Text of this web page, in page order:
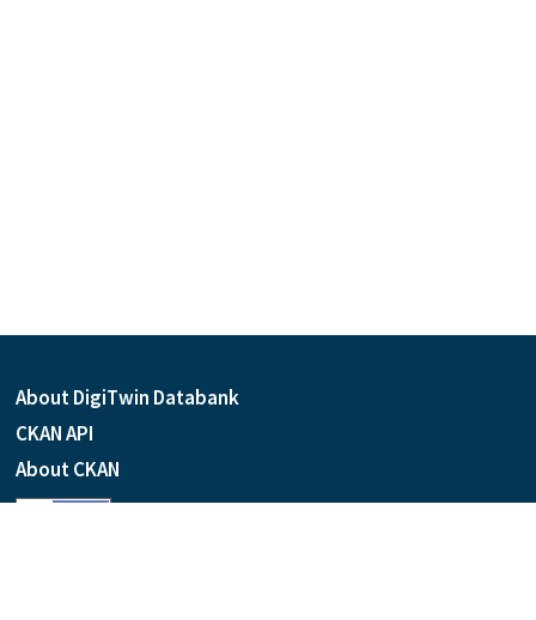
About DigiTwin Databank
CKAN API
About CKAN